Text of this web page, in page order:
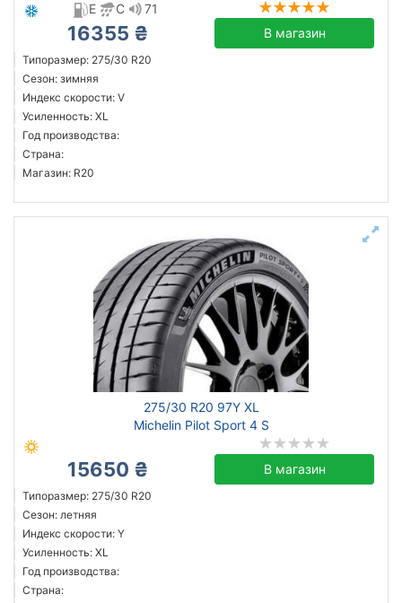
E
C 71
16355 ₴ В магазин
Типоразмер: 275/30 R20
Сезон: зимняя
Индекс скорости: V
Усиленность: XL
Год производства:
Страна:
Магазин: R20
275/30 R20 97Y XL
Michelin Pilot Sport 4 S
15650 ₴ В магазин
Типоразмер: 275/30 R20
Сезон: летняя
Индекс скорости: Y
Усиленность: XL
Год производства:
Страна: